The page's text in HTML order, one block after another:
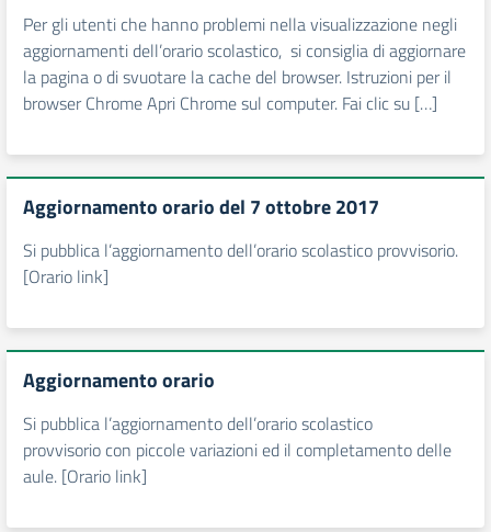
Per gli utenti che hanno problemi nella visualizzazione negli
aggiornamenti dell’orario scolastico, si consiglia di aggiornare
la pagina o di svuotare la cache del browser. Istruzioni per il
browser Chrome Apri Chrome sul computer. Fai clic su […]
Aggiornamento orario del 7 ottobre 2017
Si pubblica l’aggiornamento dell’orario scolastico provvisorio.
[Orario link]
Aggiornamento orario
Si pubblica l’aggiornamento dell’orario scolastico
provvisorio con piccole variazioni ed il completamento delle
aule. [Orario link]